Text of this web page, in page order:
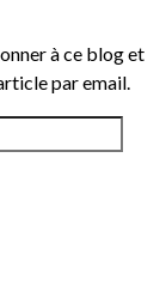
à ce blog et
par email.